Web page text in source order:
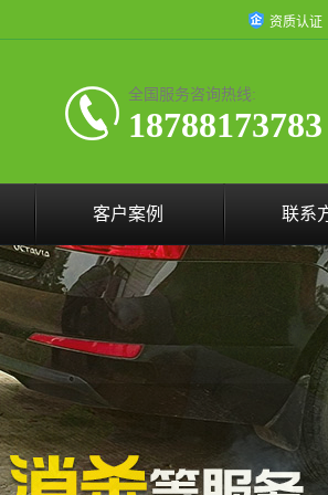
资质认证
全国服务咨询热线:
18788173783
客户案例 联系